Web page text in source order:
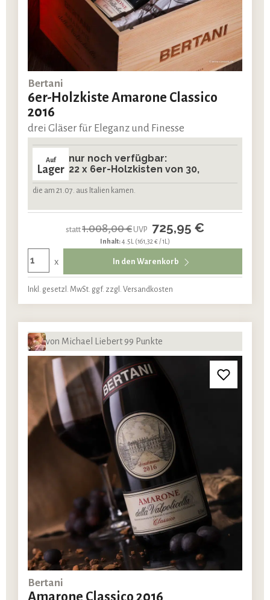
Bertani
6er-Holzkiste Amarone Classico
2016
drei Gläser für Eleganz und Finesse
Auf
Lager
nur noch verfügbar:
22 x 6er-Holzkisten von 30,
die am 21.07. aus Italien kamen.
statt1.008,00 €UVP 725,95 €
Inhalt:4.5L (161,32 € / 1L)
x In den Warenkorb
Inkl. gesetzl. MwSt. ggf. zzgl. Versandkosten
von Michael Liebert 99 Punkte
Bertani